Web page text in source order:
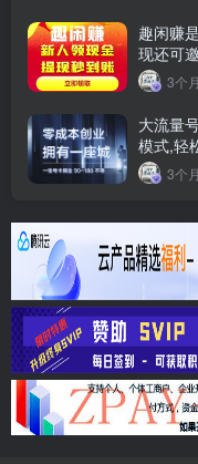
趣闲赚
现还可
3个
大流量
模式,轻
3个